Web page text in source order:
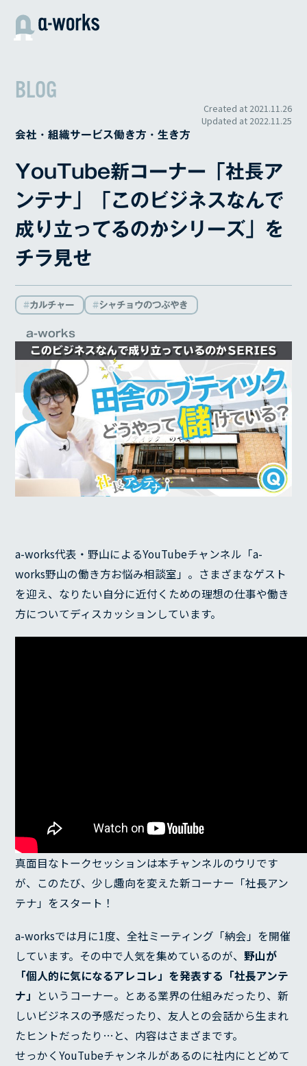
BLOG
Created at 2021.11.26
Updated at 2022.11.25
会社・組織サービス働き方・生き方
YouTube新コーナー「社長ア
ンテナ」「このビジネスなんで
成り立ってるのかシリーズ」を
チラ見せ
カルチャー シャチョウのつぶやき
a-works
a-works代表・野山によるYouTubeチャンネル「a-
works野山の働き方お悩み相談室」。さまざまなゲスト
を迎え、なりたい自分に近付くための理想の仕事や働き
方についてディスカッションしています。
真面目なトークセッションは本チャンネルのウリです
が、このたび、少し趣向を変えた新コーナー「社長アン
テナ」をスタート！
a-worksでは月に1度、全社ミーティング「納会」を開催
しています。その中で人気を集めているのが、野山が
「個人的に気になるアレコレ」を発表する「社長アンテ
ナ」 というコーナー。とある業界の仕組みだったり、新
しいビジネスの予感だったり、友人との会話から生まれ
たヒントだったり…と、内容はさまざまです。
せっかくYouTubeチャンネルがあるのに社内にとどめて